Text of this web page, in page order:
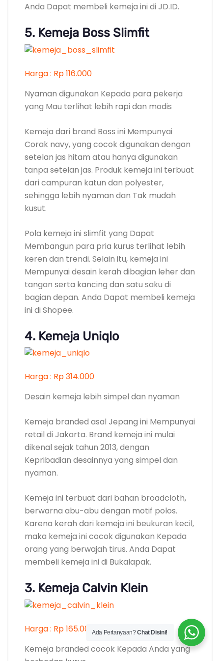
Corak navy, yang cocok digunakan dengan
tanpa setelan jas. Produk kemeja ini terbuat
dari campuran katun dan polyester,
kusut.
Pola kemeja ini slimfit yang Dapat
Membangun para pria kurus terlihat lebih
Mempunyai desain kerah dibagian leher dan
tangan serta kancing dan satu saku di
bagian depan. Anda Dapat membeli kemeja
ini di Shopee.
4. Kemeja Uniqlo
Harga : Rp 314.000
Desain kemeja lebih simpel dan nyaman
Kemeja branded asal Jepang ini Mempunyai
retail di Jakarta. Brand kemeja ini mulai
dikenal sejak tahun 2013, dengan
nyaman.
berwarna abu-abu dengan motif polos.
maka kemeja ini cocok digunakan Kepada
membeli kemeja ini di Bukalapak.
3. Kemeja Calvin Klein
Harga : Rp 165.000
Kemeja branded cocok Kepada Anda yang
berbadan kurus
Calvin Klein merupakan brand produk yang
umumnya menciptakan produk bernuansa
dikenakan oleh beberapa Seniman
ternama seperti Justin Bieber dan Brookly
Seperti kemeja Calvin Klein lainnya, kemeja
ini dibuat dengan model lengan panjang.
Ada Pertanyaan?Chat Disini!